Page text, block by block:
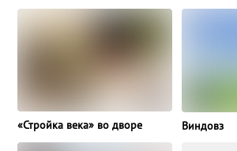
«Стройка века» во дворе Виндовз